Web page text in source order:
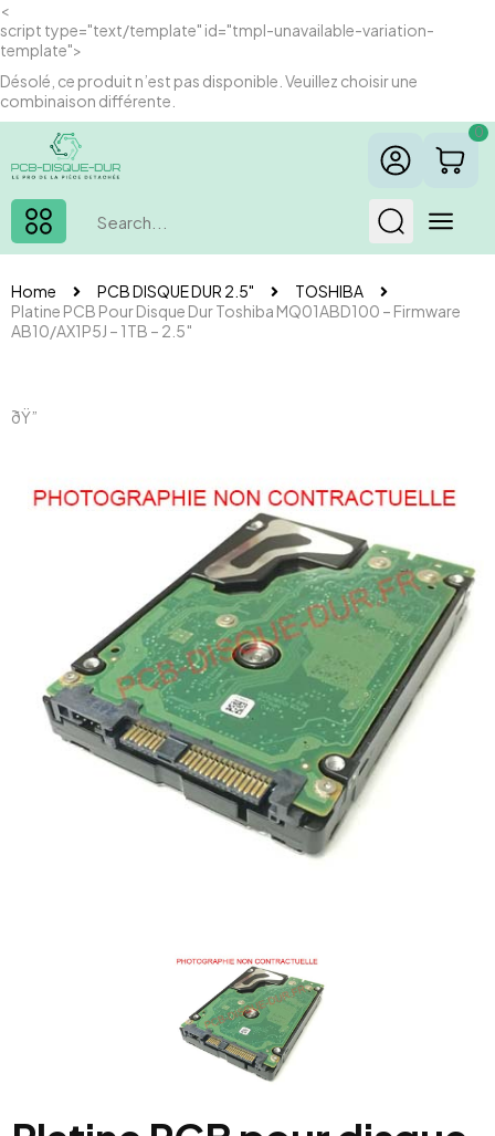
<
script type="text/template" id="tmpl-unavailable-variation-
template">
Désolé, ce produit n’est pas disponible. Veuillez choisir une
combinaison différente.
0
Home PCB DISQUE DUR 2.5"
TOSHIBA
Platine PCB Pour Disque Dur Toshiba MQ01ABD100 – Firmware
AB10/AX1P5J – 1TB – 2.5″
ðŸ”